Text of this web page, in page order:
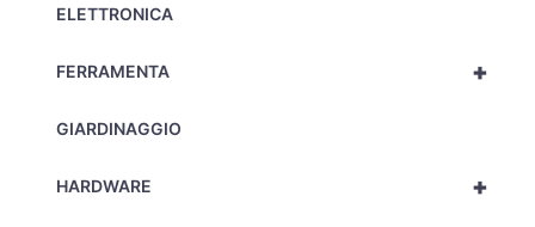
ELETTRONICA
+
FERRAMENTA
GIARDINAGGIO
+
HARDWARE